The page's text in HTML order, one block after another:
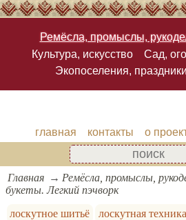
Ремёсла, промыслы,
Культура, искусство
Сад,
Экопоселения, праздники
главная контакты о
Главная Ремёсла, промыслы,
букеты. Легкий пэчворк
лоскутное шитьё
лоскутная техника